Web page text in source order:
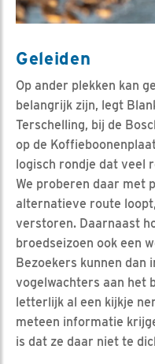
Geleiden
Op ander plekken kan
belangrijk zijn, legt
Terschelling, bij de
op de
logisch rondje dat veel
We proberen daar met
alternatieve route
verstoren. Daarnaast
broedseizoen ook een
Bezoekers kunnen dan
vogelwachters aan het
letterlijk al een kijkje
meteen informatie
is dat ze daar niet te